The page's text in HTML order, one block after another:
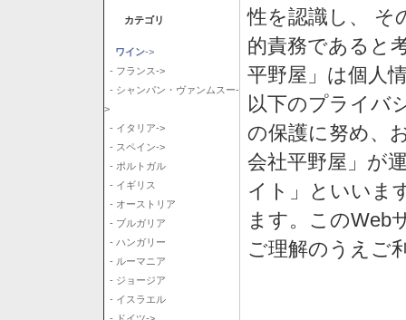
カテゴリ
ワイン->
- フランス->
- シャンパン・ヴァンムスー-
>
- イタリア->
- スペイン->
- ポルトガル
- イギリス
- オーストリア
- ブルガリア
- ハンガリー
- ルーマニア
- ジョージア
- イスラエル
性を認識し、 そ
的責務であると
平野屋」は個人
以下のプライバ
の保護に努め、
会社平野屋」が
イト」といいま
ます。このWeb
ご理解のうえご